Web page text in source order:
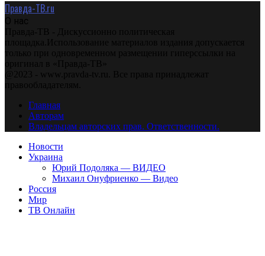
Правда-ТВ.ru
О нас
Правда-ТВ - Дискуссионно политическая
площадка.Использование материалов издания допускается
только при одновременном размещении гиперссылки на
оригинал в «Правда-ТВ»
@2023 - www.pravda-tv.ru. Все права принадлежат
правообладателям.
Главная
Авторам
Владельцам авторских прав. Ответственности.
Новости
Украина
Юрий Подоляка — ВИДЕО
Михаил Онуфриенко — Видео
Россия
Мир
ТВ Онлайн